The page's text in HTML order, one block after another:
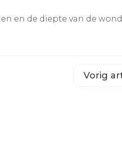
en de diepte van de
Vorig